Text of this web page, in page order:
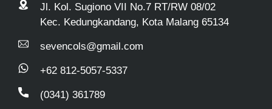
Jl. Kol. Sugiono VII No.7 RT/RW 08/02
Kec. Kedungkandang, Kota Malang 65134
sevencols@gmail.com
+62 812-5057-5337
(0341) 361789